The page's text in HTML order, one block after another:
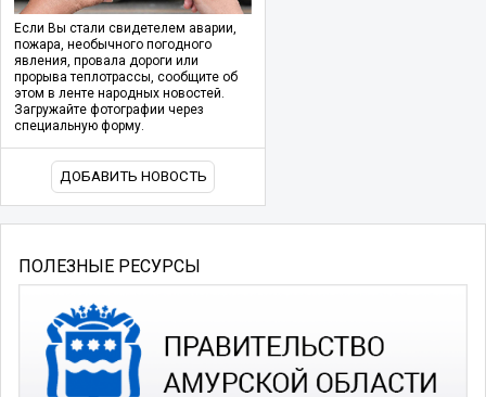
Если Вы стали свидетелем аварии,
пожара, необычного погодного
явления, провала дороги или
прорыва теплотрассы, сообщите об
этом в ленте народных новостей.
Загружайте фотографии через
специальную форму.
ДОБАВИТЬ НОВОСТЬ
ПОЛЕЗНЫЕ РЕСУРСЫ